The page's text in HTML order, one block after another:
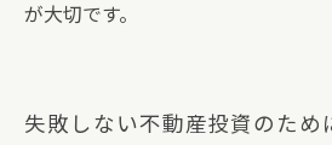
が大切です。
失敗しない不動産投資のため